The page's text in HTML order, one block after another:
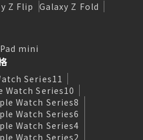
Z Flip Galaxy Z Fold
mini
Series11
Watch Series10
Watch Series8
Watch Series6
Watch Series4
Watch Series2